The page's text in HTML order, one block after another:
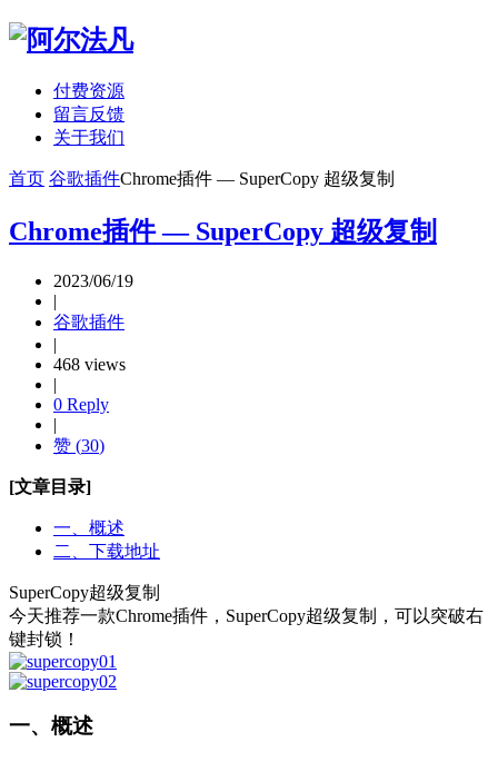
付费资源
留言反馈
关于我们
首页 谷歌插件Chrome插件 — SuperCopy 超级复制
Chrome插件 — SuperCopy 超级复制
2023/06/19
|
谷歌插件
|
468 views
|
0 Reply
|
赞 (30)
[文章目录]
一、概述
二、下载地址
SuperCopy超级复制
今天推荐一款Chrome插件，SuperCopy超级复制，可以突破右
键封锁！
一、概述